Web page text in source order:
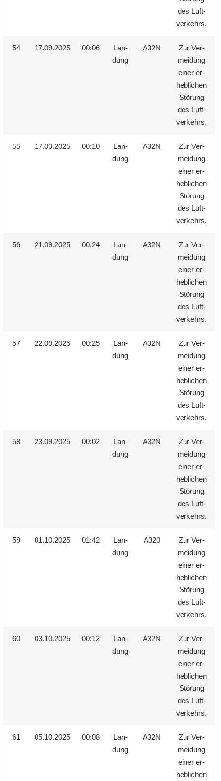
des Luft­
ver­kehrs.
54 17.09.2025 00:06
Lan­
dung
A32N
Zur Ver­
mei­dung
einer er­
heb­li­chen
Stö­rung
des Luft­
ver­kehrs.
55 17.09.2025 00:10
Lan­
dung
A32N
Zur Ver­
mei­dung
einer er­
heb­li­chen
Stö­rung
des Luft­
ver­kehrs.
56 21.09.2025 00:24
Lan­
dung
A32N
Zur Ver­
mei­dung
einer er­
heb­li­chen
Stö­rung
des Luft­
ver­kehrs.
57 22.09.2025 00:25
Lan­
dung
A32N
Zur Ver­
mei­dung
einer er­
heb­li­chen
Stö­rung
des Luft­
ver­kehrs.
58 23.09.2025 00:02
Lan­
dung
A32N
Zur Ver­
mei­dung
einer er­
heb­li­chen
Stö­rung
des Luft­
ver­kehrs.
59 01.10.2025 01:42
Lan­
dung
A320
Zur Ver­
mei­dung
einer er­
heb­li­chen
Stö­rung
des Luft­
ver­kehrs.
60 03.10.2025 00:12
Lan­
dung
A32N
Zur Ver­
mei­dung
einer er­
heb­li­chen
Stö­rung
des Luft­
ver­kehrs.
61 05.10.2025 00:08
Lan­
dung
A32N
Zur Ver­
mei­dung
einer er­
heb­li­chen